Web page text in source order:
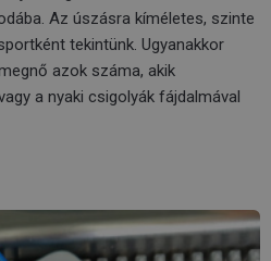
Az úszásra kíméletes, szinte
tekintünk. Ugyanakkor
azok száma, akik
a nyaki csigolyák fájdalmával